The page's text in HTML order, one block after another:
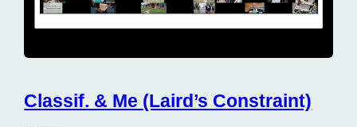
Classif. & Me (Laird’s Constraint)